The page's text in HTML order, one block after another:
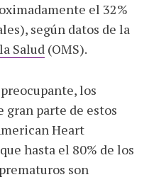
el 32%
según datos de la
Salud (OMS).
los
gran parte de estos
Heart
hasta el 80% de los
son